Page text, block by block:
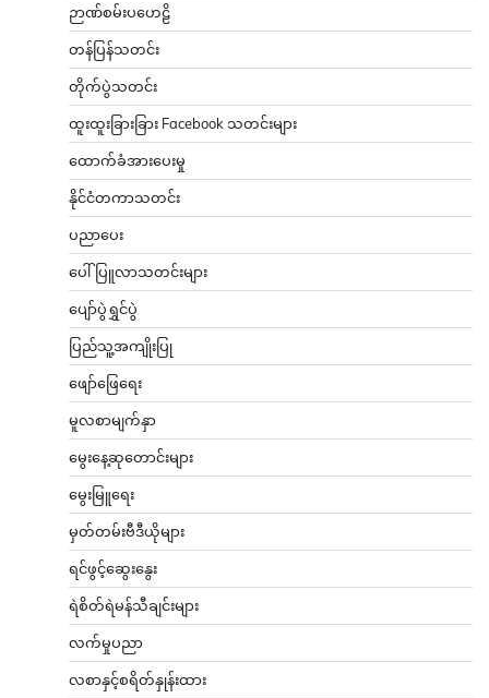
ဉာဏ်စမ်းပဟေဠိ
တန်ပြန်သတင်း
တိုက်ပွဲသတင်း
ထူးထူးခြားခြား Facebook သတင်းများ
ထောက်ခံအားပေးမှု
နိုင်ငံတကာသတင်း
ပညာပေး
ပေါ်ပြူလာသတင်းများ
ပျော်ပွဲရွှင်ပွဲ
ပြည်သူ့အကျိုးပြု
ဖျော်ဖြေရေး
မူလစာမျက်နှာ
မွေးနေ့ဆုတောင်းများ
မွေးမြူရေး
မှတ်တမ်းဗီဒီယိုများ
ရင်ဖွင့်ဆွေးနွေး
ရဲစိတ်ရဲမန်သီချင်းများ
လက်မှုပညာ
လစာနှင့်စရိတ်နှုန်းထား